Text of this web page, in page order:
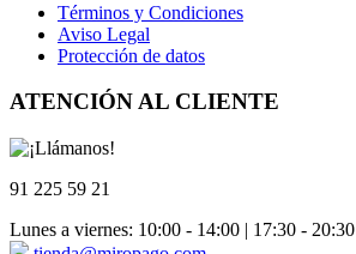
Términos y Condiciones
Aviso Legal
Protección de datos
ATENCIÓN AL CLIENTE
91 225 59 21
Lunes a viernes: 10:00 - 14:00 | 17:30 - 20:30